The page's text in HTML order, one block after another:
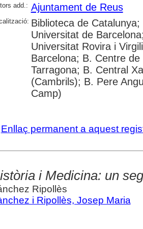
add.: Ajuntament de Reus
Biblioteca de
Universitat de
Universitat Rovira i
Barcelona; B. Centre
Tarragona; B. Central
(Cambrils); B. Pere
Camp)
Enllaç permanent a aquest
i Medicina: un
Ripollès
i Ripollès, Josep Maria